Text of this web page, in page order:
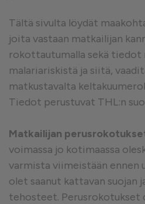
Tältä sivulta löydät
joita vastaan matkailijan
rokottautumalla sekä tiedot
malariariskistä ja siitä,
matkustavalta
Tiedot perustuvat THL:n
Matkailijan
voimassa jo kotimaassa
varmista viimeistään ennen
olet saanut kattavan suojan
tehosteet. Perusrokotukset